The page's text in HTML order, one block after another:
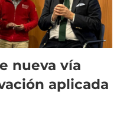
nueva vía
aplicada